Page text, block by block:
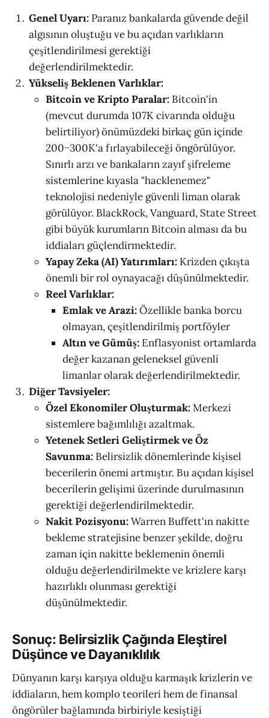
Genel Uyarı: Paranız bankalarda güvende değil
algısının oluştuğu ve bu açıdan varlıkların
çeşitlendirilmesi gerektiği
değerlendirilmektedir.
Yükseliş Beklenen Varlıklar:
Bitcoin ve Kripto Paralar: Bitcoin'in
(mevcut durumda 107K civarında olduğu
belirtiliyor) önümüzdeki birkaç gün içinde
200−300K'a fırlayabileceği öngörülüyor.
Sınırlı arzı ve bankaların zayıf şifreleme
sistemlerine kıyasla "hacklenemez"
teknolojisi nedeniyle güvenli liman olarak
görülüyor. BlackRock, Vanguard, State Street
gibi büyük kurumların Bitcoin alması da bu
iddiaları güçlendirmektedir.
Yapay Zeka (AI) Yatırımları: Krizden çıkışta
önemli bir rol oynayacağı düşünülmektedir.
Reel Varlıklar:
Emlak ve Arazi:Özellikle banka borcu
olmayan, çeşitlendirilmiş portföyler
Altın ve Gümüş: Enflasyonist ortamlarda
değer kazanan geleneksel güvenli
limanlar olarak değerlendirilmektedir.
Diğer Tavsiyeler:
Özel Ekonomiler Oluşturmak:Merkezi
sistemlere bağımlılığı azaltmak.
Yetenek Setleri Geliştirmek ve Öz
Savunma: Belirsizlik dönemlerinde kişisel
becerilerin önemi artmıştır. Bu açıdan kişisel
becerilerin gelişimi üzerinde durulmasının
gerektiği değerlendirilmektedir.
Nakit Pozisyonu:Warren Buffett'ın nakitte
bekleme stratejisine benzer şekilde, doğru
zaman için nakitte beklemenin önemli
olduğu değerlendirilmekte ve krizlere karşı
hazırlıklı olunması gerektiği
düşünülmektedir.
Sonuç: Belirsizlik Çağında Eleştirel
Düşünce ve Dayanıklılık
Dünyanın karşı karşıya olduğu karmaşık krizlerin ve
iddiaların, hem komplo teorileri hem de finansal
öngörüler bağlamında birbiriyle kesiştiği